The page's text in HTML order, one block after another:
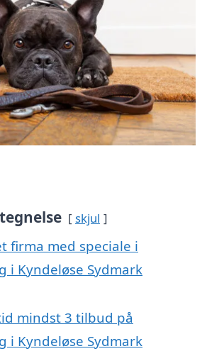
skjul
firma med speciale i
i Kyndeløse Sydmark
mindst 3 tilbud på
i Kyndeløse Sydmark